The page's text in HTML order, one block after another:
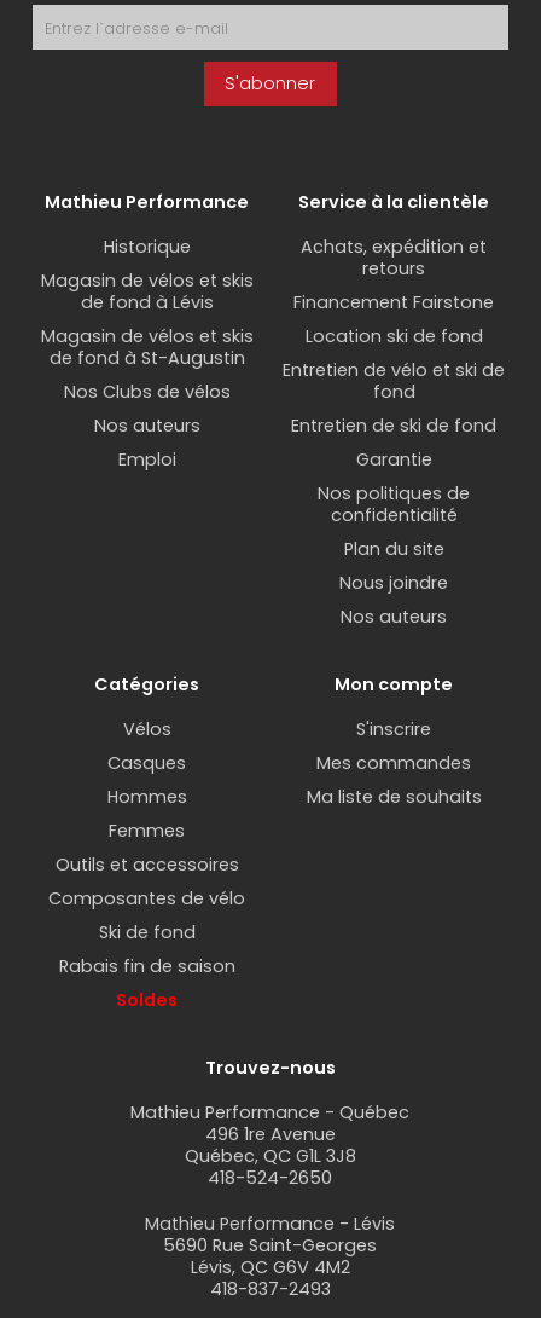
S'abonner
Mathieu Performance
Historique
Magasin de vélos et skis
de fond à Lévis
Magasin de vélos et skis
de fond à St-Augustin
Nos Clubs de vélos
Nos auteurs
Emploi
Service à la clientèle
Achats, expédition et
retours
Financement Fairstone
Location ski de fond
Entretien de vélo et ski de
fond
Entretien de ski de fond
Garantie
Nos politiques de
confidentialité
Plan du site
Nous joindre
Nos auteurs
Catégories
Vélos
Casques
Hommes
Femmes
Outils et accessoires
Composantes de vélo
Ski de fond
Rabais fin de saison
Soldes
Mon compte
S'inscrire
Mes commandes
Ma liste de souhaits
Trouvez-nous
Mathieu Performance - Québec
496 1re Avenue
Québec, QC G1L 3J8
418-524-2650
Mathieu Performance - Lévis
5690 Rue Saint-Georges
Lévis, QC G6V 4M2
418-837-2493